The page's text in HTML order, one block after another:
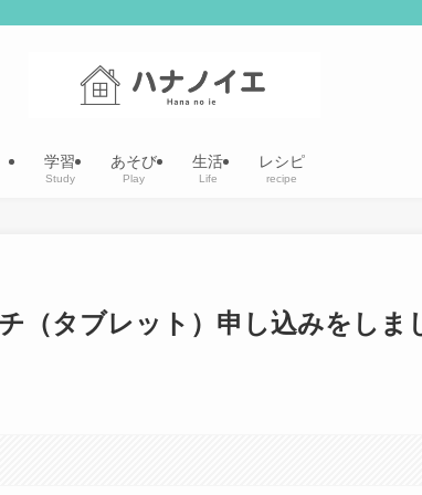
学習
Study
あそび
Play
生活
Life
レシピ
recipe
（タブレット）申し込みをしま